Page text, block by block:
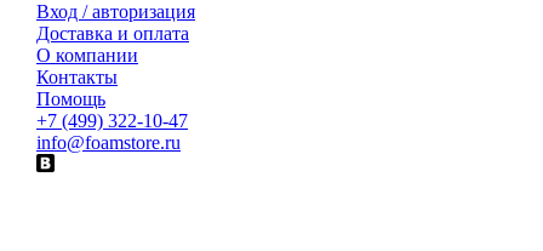
Вход / авторизация
Доставка и оплата
О компании
Контакты
Помощь
+7 (499) 322-10-47
info@foamstore.ru